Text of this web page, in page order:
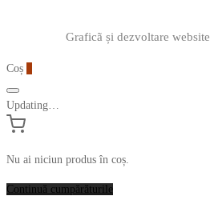
Graficã și dezvoltare website
Coș
Updating…
Nu ai niciun produs în coș.
Continuă cumpărăturile